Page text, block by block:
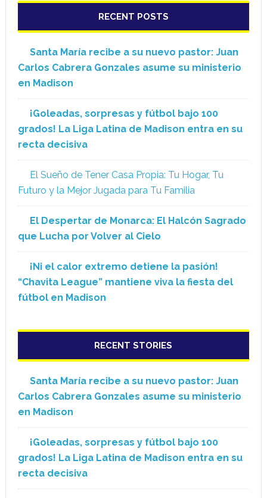
RECENT POSTS
Santa María recibe a su nuevo pastor: Juan
Carlos Cabrera Gonzales asume su ministerio
en Madison
¡Goleadas, sorpresas y fútbol bajo 100
grados! La Liga Latina de Madison entra en su
recta decisiva
El Sueño de Tener Casa Propia: Tu Hogar, Tu
Futuro y la Mejor Jugada para Tu Familia
El Despertar de Monarca: El Halcón Sagrado
que Lucha por Volver al Cielo
¡Ni el calor extremo detiene la pasión!
“Chavita League” mantiene viva la fiesta del
fútbol en Madison
RECENT STORIES
Santa María recibe a su nuevo pastor: Juan
Carlos Cabrera Gonzales asume su ministerio
en Madison
¡Goleadas, sorpresas y fútbol bajo 100
grados! La Liga Latina de Madison entra en su
recta decisiva